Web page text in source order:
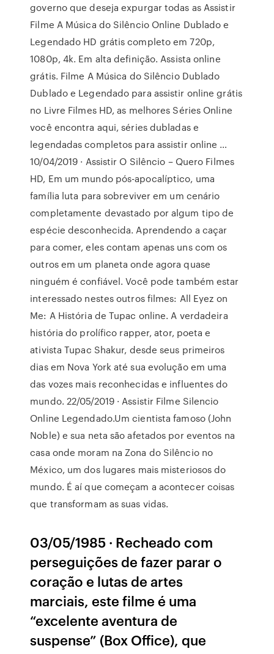
governo que deseja expurgar todas as Assistir
Filme A Música do Silêncio Online Dublado e
Legendado HD grátis completo em 720p,
1080p, 4k. Em alta definição. Assista online
grátis. Filme A Música do Silêncio Dublado
Dublado e Legendado para assistir online grátis
no Livre Filmes HD, as melhores Séries Online
você encontra aqui, séries dubladas e
legendadas completos para assistir online …
10/04/2019 · Assistir O Silêncio – Quero Filmes
HD, Em um mundo pós-apocalíptico, uma
família luta para sobreviver em um cenário
completamente devastado por algum tipo de
espécie desconhecida. Aprendendo a caçar
para comer, eles contam apenas uns com os
outros em um planeta onde agora quase
ninguém é confiável. Você pode também estar
interessado nestes outros filmes: All Eyez on
Me: A História de Tupac online. A verdadeira
história do prolífico rapper, ator, poeta e
ativista Tupac Shakur, desde seus primeiros
dias em Nova York até sua evolução em uma
das vozes mais reconhecidas e influentes do
mundo. 22/05/2019 · Assistir Filme Silencio
Online Legendado.Um cientista famoso (John
Noble) e sua neta são afetados por eventos na
casa onde moram na Zona do Silêncio no
México, um dos lugares mais misteriosos do
mundo. É aí que começam a acontecer coisas
que transformam as suas vidas.
03/05/1985 · Recheado com
perseguições de fazer parar o
coração e lutas de artes
marciais, este filme é uma
“excelente aventura de
suspense” (Box Office), que